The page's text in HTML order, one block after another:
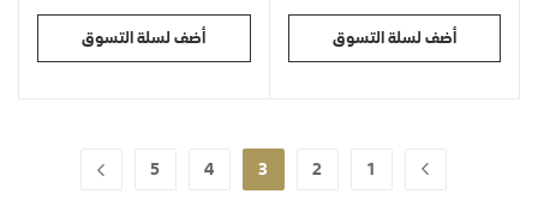
أضف لسلة التسوق
أضف لسلة التسوق
حقيبة 1
حقيبة
2
حاليا انت تقرأ الصفحة
3
4
5